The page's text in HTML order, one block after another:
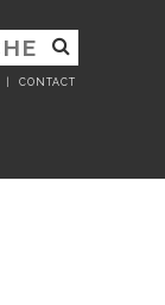
CONTACT